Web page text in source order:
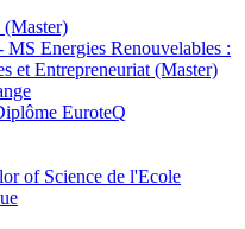
(Master)
Energies Renouvelables :
et Entrepreneuriat (Master)
EuroteQ
of Science de l'Ecole